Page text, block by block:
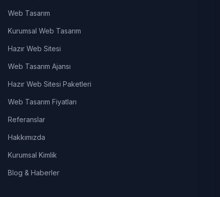
Web Tasarım
Kurumsal Web Tasarım
Hazır Web Sitesi
Web Tasarım Ajansı
Hazır Web Sitesi Paketleri
Web Tasarım Fiyatları
Referanslar
Hakkımızda
Kurumsal Kimlik
Blog & Haberler